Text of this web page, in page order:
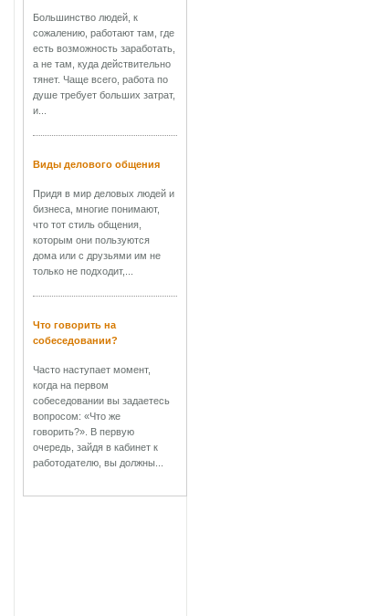
Большинство людей, к
сожалению, работают там, где
есть возможность заработать,
а не там, куда действительно
тянет. Чаще всего, работа по
душе требует больших затрат,
и...
Виды делового общения
Придя в мир деловых людей и
бизнеса, многие понимают,
что тот стиль общения,
которым они пользуются
дома или с друзьями им не
только не подходит,...
Что говорить на
собеседовании?
Часто наступает момент,
когда на первом
собеседовании вы задаетесь
вопросом: «Что же
говорить?». В первую
очередь, зайдя в кабинет к
работодателю, вы должны...